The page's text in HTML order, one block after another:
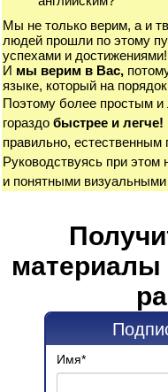
Мы не только верим, а и
людей прошли по этому
успехами и достижениями!
И мы верим в Вас,
языке, который на
Поэтому более простым
гораздо быстрее и легче!
правильно, естественным
Руководствуясь при
и понятными
материалы
Имя*